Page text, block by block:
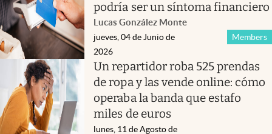
podría ser un síntoma financiero
Lucas González Monte
Members
jueves, 04 de Junio de
2026
Un repartidor roba 525 prendas
de ropa y las vende online: cómo
operaba la banda que estafo
miles de euros
lunes, 11 de Agosto de